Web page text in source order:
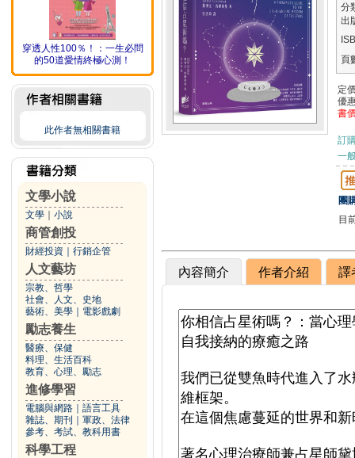
穿透人性100％！：一生必問
的50道愛情終極心測！
此作者無相關書籍
文學小說
文學 小說
商管創投
財經投資 行銷企管
人文藝坊
宗教、哲學
社會、人文、史地
藝術、美學
電影戲劇
勵志養生
醫療、保健
料理、生活百科
教育、心理、勵志
進修學習
電腦與網路
語言工具
雜誌、期刊
軍政、法律
參考、考試、教科用書
科學工程
分
出
頁
定
優
書
訂
一
團
目
內容簡介 作者介紹 譯